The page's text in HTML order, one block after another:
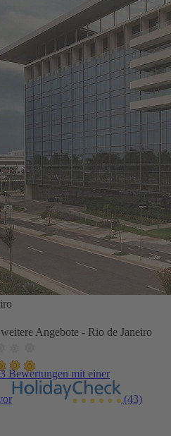
Angebote - Rio de Janeiro
Bewertungen mit einer
(43)